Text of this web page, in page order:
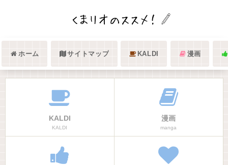
ホーム サイトマップ KALDI 漫画
KALDI
KALDI
漫画
manga